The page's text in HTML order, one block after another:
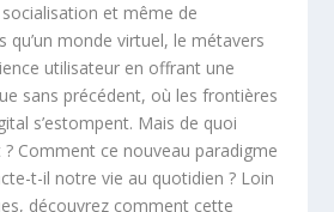
socialisation et même de
qu’un monde virtuel, le métavers
utilisateur en offrant une
sans précédent, où les frontières
s’estompent. Mais de quoi
? Comment ce nouveau paradigme
t-il notre vie au quotidien ? Loin
découvrez comment cette